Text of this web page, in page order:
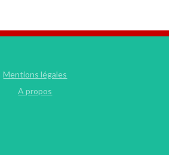
Mentions légales
A propos